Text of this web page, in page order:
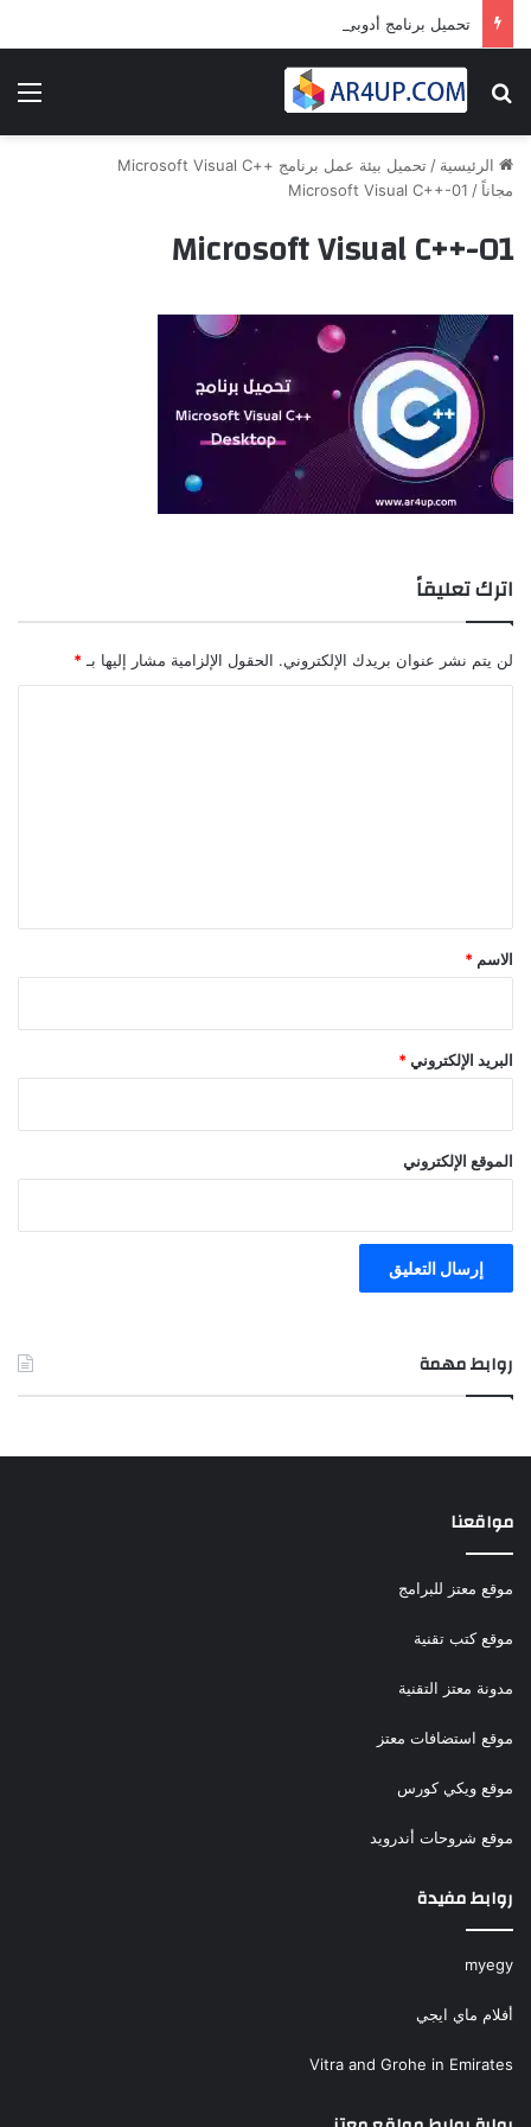
بحث عن
الرئيسية /
تحميل بيئة عمل برنامج ++Microsoft Visual C
مجاناً /
Microsoft Visual C++-01
Microsoft Visual C++-01
اترك تعليقاً
لن يتم نشر عنوان بريدك الإلكتروني. الحقول الإلزامية مشار إليها بـ *
*
الاسم *
البريد الإلكتروني*
الموقع الإلكتروني
روابط مهمة
مواقعنا
موقع معتز للبرامج
موقع كتب تقنية
مدونة معتز التقنية
موقع استضافات معتز
موقع ويكي كورس
موقع شروحات أندرويد
روابط مفيدة
myegy
أفلام ماي ايجي
Vitra and Grohe in Emirates